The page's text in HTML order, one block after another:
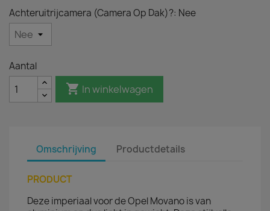
Achteruitrijcamera (Camera Op Dak)?: Nee
Aantal
 In winkelwagen
Omschrijving Productdetails
PRODUCT
Deze imperiaal voor de Opel Movano is van